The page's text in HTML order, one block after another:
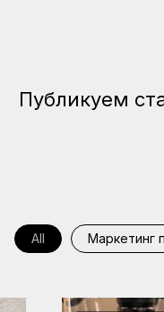
Публикуем
All Маркетинг